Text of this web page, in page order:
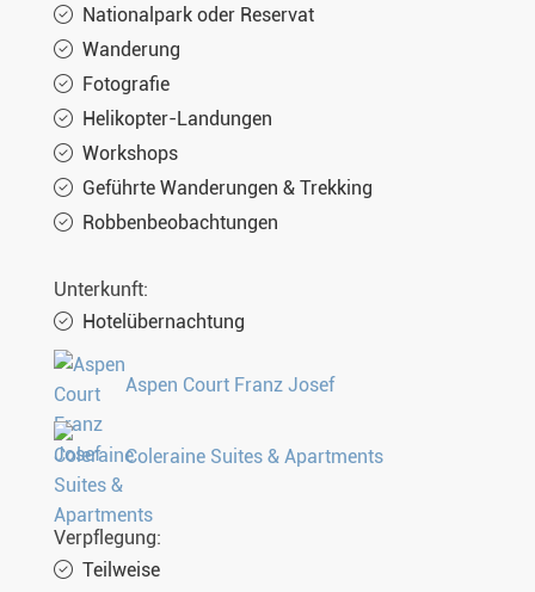
Nationalpark oder Reservat
Wanderung
Fotografie
Helikopter-Landungen
Workshops
Geführte Wanderungen & Trekking
Robbenbeobachtungen
Unterkunft:
Hotelübernachtung
Aspen Court Franz Josef
Coleraine Suites & Apartments
Verpflegung:
Teilweise